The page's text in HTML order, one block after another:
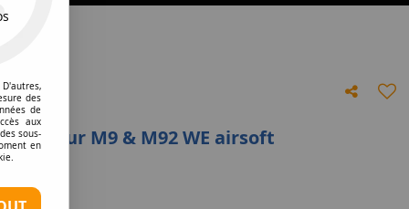
pour M9 & M92 WE airsoft
avis
des
de
aux
sous-
en